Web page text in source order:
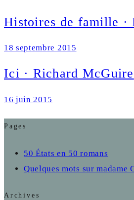
Histoires de famille ·
18 septembre 2015
Ici · Richard McGuire
16 juin 2015
Pages
50 États en 50 romans
Quelques mots sur madame
Archives